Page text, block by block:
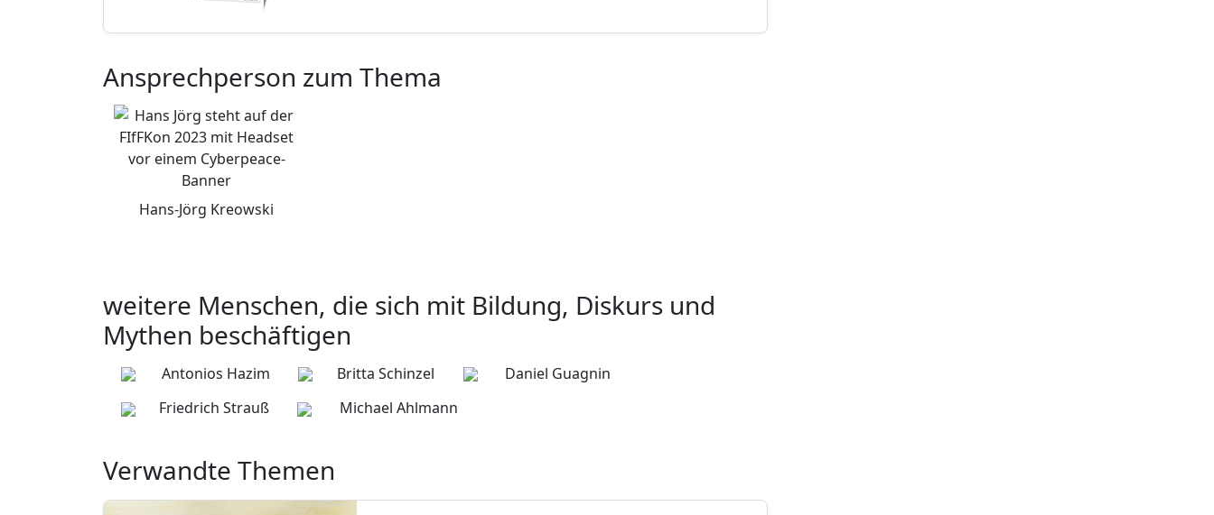
Ansprechperson zum Thema
Hans-Jörg Kreowski
weitere Menschen, die sich mit Bildung, Diskurs und
Mythen beschäftigen
Antonios Hazim Britta Schinzel
Daniel Guagnin
Friedrich Strauß
Michael Ahlmann
Verwandte Themen